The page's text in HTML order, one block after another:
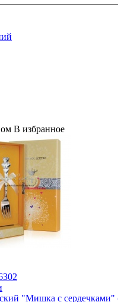
В избранное
"Мишка с сердечками"